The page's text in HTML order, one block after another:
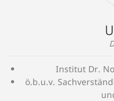
Institut Dr.
ö.b.u.v.